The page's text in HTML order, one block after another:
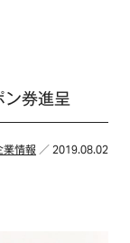
券進呈
業情報 ／ 2019.08.02